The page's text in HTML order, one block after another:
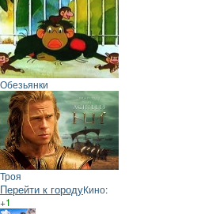
Обезьянки
Троя
Перейти к городуКино:
+1